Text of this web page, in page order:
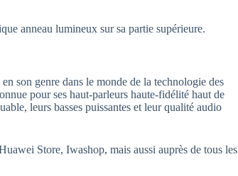
anneau lumineux sur sa partie supérieure.
son genre dans le monde de la technologie des
pour ses haut-parleurs haute-fidélité haut de
leurs basses puissantes et leur qualité audio
Store, Iwashop, mais aussi auprès de tous les